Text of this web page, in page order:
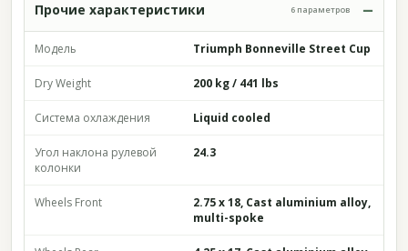
Прочие характеристики 6 параметров
Модель Triumph Bonneville Street Cup
Dry Weight 200 kg / 441 lbs
Система охлаждения Liquid cooled
Угол наклона рулевой
колонки
24.3
Wheels Front
2.75 x 18, Cast aluminium alloy,
multi-spoke